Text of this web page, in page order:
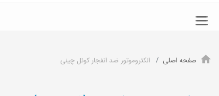
صفحه اصلی الکتروموتور ضد انفجار کوئل چينی